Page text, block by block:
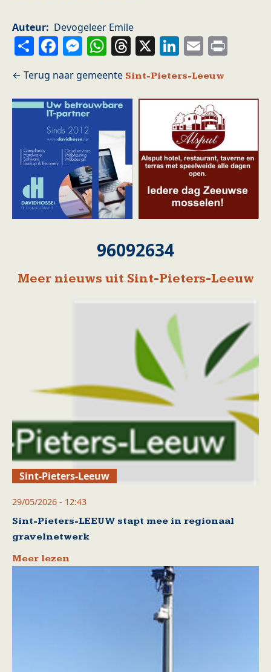
Auteur Devogeleer Emile
ShareFacebook
Messenger
WhatsApp
Threads
X LinkedIn
Email
Sint-Pieters-Leeuw
96092634
Meer nieuws uit Sint-Pieters-Leeuw
Sint-Pieters-Leeuw
29/05/2026 - 12:43
Sint-Pieters-LEEUW stapt mee in regionaal
gravelnetwerk
Meer lezen